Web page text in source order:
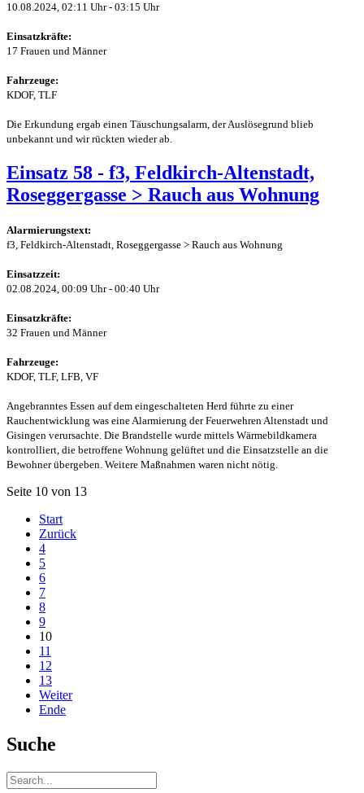
10.08.2024, 02:11 Uhr - 03:15 Uhr
Einsatzkräfte:
17 Frauen und Männer
Fahrzeuge:
KDOF, TLF
Die Erkundung ergab einen Täuschungsalarm, der Auslösegrund blieb
unbekannt und wir rückten wieder ab.
Einsatz 58 - f3, Feldkirch-Altenstadt,
Roseggergasse > Rauch aus Wohnung
Alarmierungstext:
f3, Feldkirch-Altenstadt, Roseggergasse > Rauch aus Wohnung
Einsatzzeit:
02.08.2024, 00:09 Uhr - 00:40 Uhr
Einsatzkräfte:
32 Frauen und Männer
Fahrzeuge:
KDOF, TLF, LFB, VF
Angebranntes Essen auf dem eingeschalteten Herd führte zu einer
Rauchentwicklung was eine Alarmierung der Feuerwehren Altenstadt und
Gisingen verursachte. Die Brandstelle wurde mittels Wärmebildkamera
kontrolliert, die betroffene Wohnung gelüftet und die Einsatzstelle an die
Bewohner übergeben. Weitere Maßnahmen waren nicht nötig.
Seite 10 von 13
Start
Zurück
4
5
6
7
8
9
10
11
12
13
Weiter
Ende
Suche